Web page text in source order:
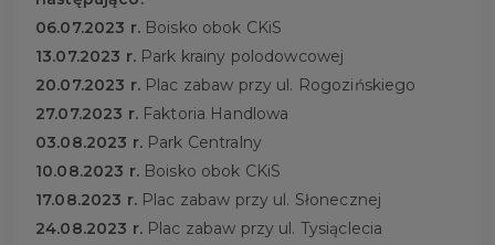
06.07.2023 r. Boisko obok CKiS
13.07.2023 r. Park krainy polodowcowej
20.07.2023 r. Plac zabaw przy ul. Rogozińskiego
27.07.2023 r. Faktoria Handlowa
03.08.2023 r. Park Centralny
10.08.2023 r. Boisko obok CKiS
17.08.2023 r. Plac zabaw przy ul. Słonecznej
24.08.2023 r. Plac zabaw przy ul. Tysiąclecia